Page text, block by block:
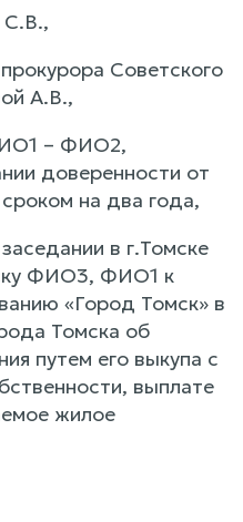
С.В.,
Советского
А.В.,
– ФИО2,
доверенности от
на два года,
в г.Томске
ФИО3, ФИО1 к
«Город Томск» в
Томска об
путем его выкупа с
выплате
жилое